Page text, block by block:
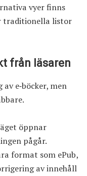
vyer finns
traditionella listor
från läsaren
e‑böcker, men
öppnar
pågår.
format som ePub,
av innehåll